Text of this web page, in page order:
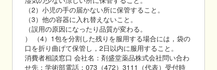
（2）小児の手の届かない所に保管すること。
（3）他の容器に入れ替えないこと。
（誤用の原因になったり品質が変わる。
） （4）1包を分割した残りを服用する場合には，袋の
口を折り曲げて保管し，2日以内に服用すること。
消費者相談窓口 会社名：剤盛堂薬品株式会社問い合わ
せ先：学術部電話：073（472）3111（代表）受付時